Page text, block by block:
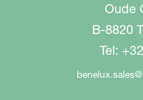
Oude
B-8820
Tel: